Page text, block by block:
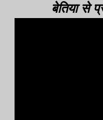
बेतिया से